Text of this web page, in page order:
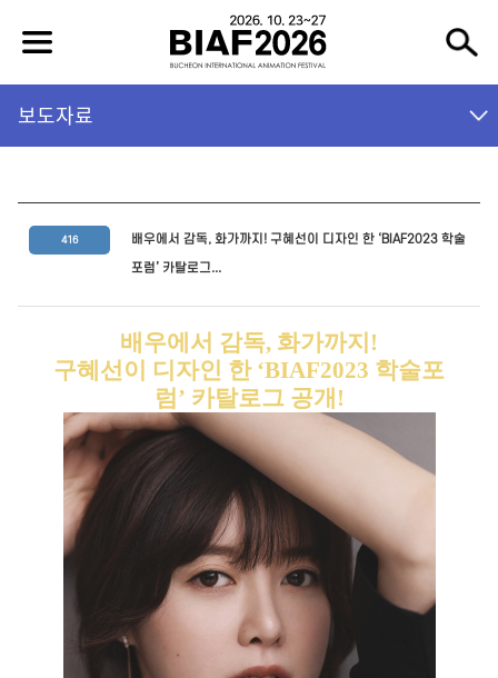
보도자료
416
배우에서 감독, 화가까지! 구혜선이 디자인 한 ‘BIAF2023 학술
포럼’ 카탈로그...
배우에서 감독, 화가까지 !
구혜선이 디자인 한 ‘BIAF2023 학술포
럼 ’ 카탈로그 공개 !